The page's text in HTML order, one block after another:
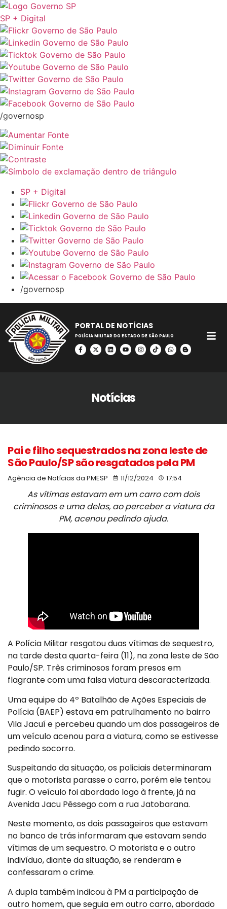
SP + Digital
/governosp
SP + Digital
/governosp
PORTAL DE NOTÍCIAS
POLÍCIA MILITAR DO ESTADO DE SÃO PAULO
Notícias
Pai e filho sequestrados na zona leste de
São Paulo/SP são resgatados pela PM
Agência de Notícias da PMESP 11/12/2024 17:54
As vítimas estavam em um carro com dois
criminosos e uma delas, ao perceber a viatura da
PM, acenou pedindo ajuda.
A Polícia Militar resgatou duas vítimas de sequestro,
na tarde desta quarta-feira (11), na zona leste de São
Paulo/SP. Três criminosos foram presos em
flagrante com uma falsa viatura descaracterizada.
Uma equipe do 4º Batalhão de Ações Especiais de
Polícia (BAEP) estava em patrulhamento no bairro
Vila Jacuí e percebeu quando um dos passageiros de
um veículo acenou para a viatura, como se estivesse
pedindo socorro.
Suspeitando da situação, os policiais determinaram
que o motorista parasse o carro, porém ele tentou
fugir. O veículo foi abordado logo à frente, já na
Avenida Jacu Pêssego com a rua Jatobarana.
Neste momento, os dois passageiros que estavam
no banco de trás informaram que estavam sendo
vítimas de um sequestro. O motorista e o outro
indivíduo, diante da situação, se renderam e
confessaram o crime.
A dupla também indicou à PM a participação de
outro homem, que seguia em outro carro, abordado